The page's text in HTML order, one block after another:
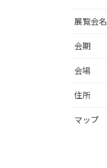
展覧会名
会期
会場
住所
マップ